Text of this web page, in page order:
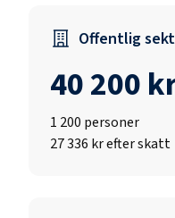
Offentlig
40 200
1 200 personer
27 336 kr efter skatt